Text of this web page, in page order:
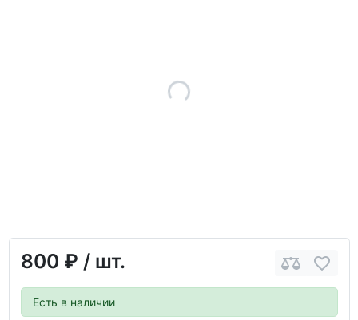
800 ₽ / шт.
Есть в наличии